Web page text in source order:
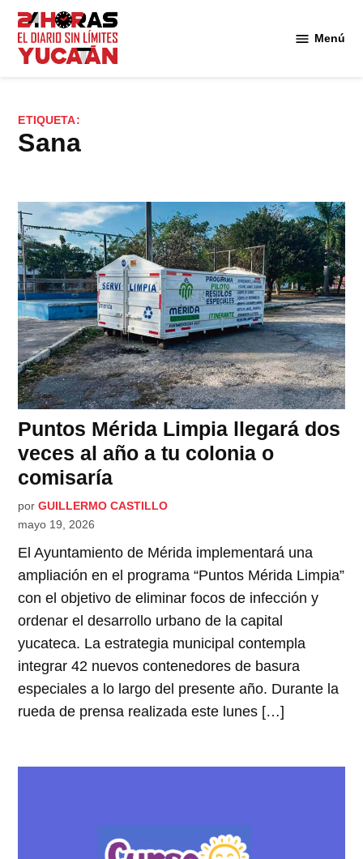
Saltar
contenido
Menú
ETIQUETA:
Sana
Puntos Mérida Limpia llegará dos
veces al año a tu colonia o
comisaría
por GUILLERMO CASTILLO
mayo 19, 2026
El Ayuntamiento de Mérida implementará una
ampliación en el programa “Puntos Mérida Limpia”
con el objetivo de eliminar focos de infección y
ordenar el desarrollo urbano de la capital
yucateca. La estrategia municipal contempla
integrar 42 nuevos contenedores de basura
especiales a lo largo del presente año. Durante la
rueda de prensa realizada este lunes […]